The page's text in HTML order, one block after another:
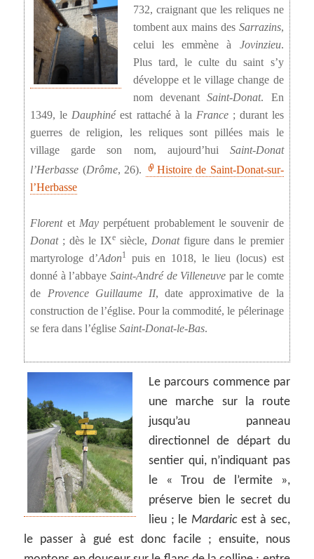
732, craignant que les reliques ne
tombent aux mains des Sarrazins,
celui les emmène à Jovinzieu.
Plus tard, le culte du saint s’y
développe et le village change de
nom devenantSaint-Donat. En
1349, leDauphiné est rattaché à la France; durant les
guerres de religion, les reliques sont pillées mais le
village garde son nom, aujourd’hui Saint-Donat
l’Herbasse (Drôme, 26).
Histoire de Saint-Donat-sur-
l’Herbasse
Florent etMayperpétuent probablement le souvenir de
Donat; dès le IXe siècle, Donat figure dans le premier
martyrologe d’Adon1
puis en 1018, le lieu (locus) est
donné à l’abbaye Saint-André de Villeneuve par le comte
de Provence Guillaume II, date approximative de la
construction de l’église. Pour la commodité, le pélerinage
se fera dans l’égliseSaint-Donat-le-Bas.
Le parcours commence par
une marche sur la route
jusqu’au panneau
directionnel de départ du
sentier qui, n’indiquant pas
le « Trou de l’ermite »,
préserve bien le secret du
lieu ; le Mardaricest à sec,
le passer à gué est donc facile ; ensuite, nous